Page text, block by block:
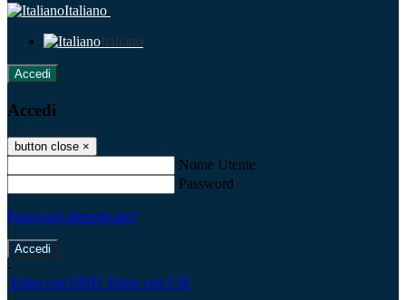
Italiano
Italiano
Accedi
Accedi
button close ×
Nome Utente
Password
Password dimenticata?
-
Entra con SPID Entra con CIE